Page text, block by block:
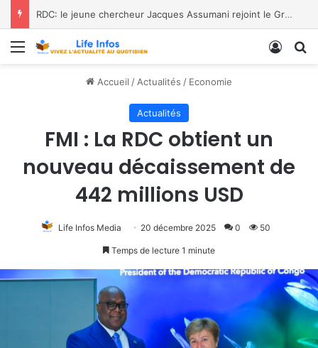
RDC: le jeune chercheur Jacques Assumani rejoint le Groupe de Spécialistes des Amphibiens de l’UICN
Menu
Accueil / Actualités / Economie
Actualités
FMI : La RDC obtient un
nouveau décaissement de
442 millions USD
Life Infos Media 20 décembre 2025 0 50
Temps de lecture 1 minute